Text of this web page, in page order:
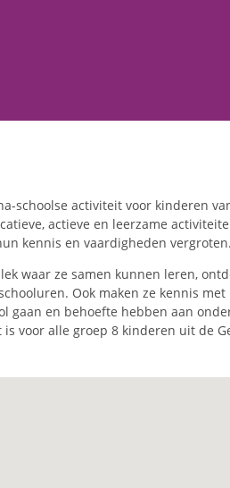
schoolse activiteit voor kinderen
actieve en leerzame
kennis en vaardigheden vergroten.
waar ze samen kunnen leren,
Ook maken ze kennis
gaan en behoefte hebben aan
voor alle groep 8 kinderen uit de